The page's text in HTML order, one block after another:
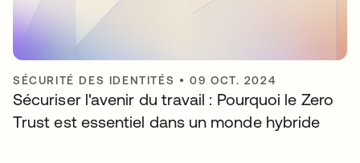
SÉCURITÉ DES IDENTITÉS •09 OCT. 2024
Sécuriser l'avenir du travail : Pourquoi le Zero
Trust est essentiel dans un monde hybride